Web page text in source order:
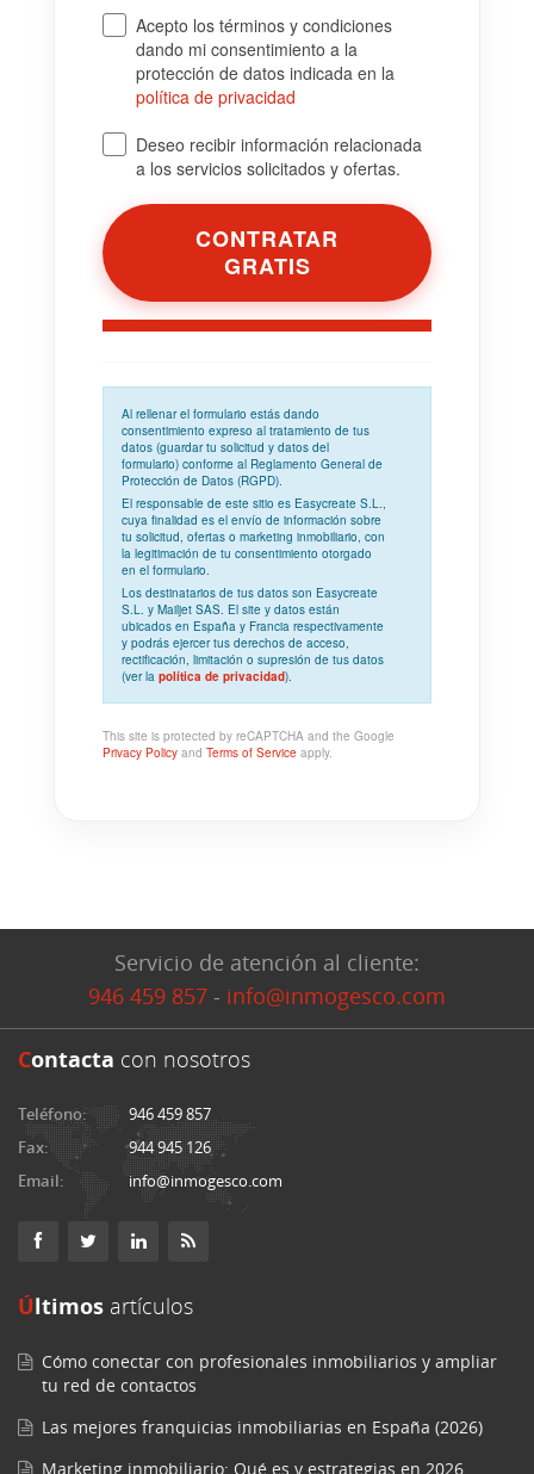
Acepto los términos y condiciones
dando mi consentimiento a la
protección de datos indicada en la
política de privacidad
Deseo recibir información relacionada
a los servicios solicitados y ofertas.
Al rellenar el formulario estás dando
consentimiento expreso al tratamiento de tus
datos (guardar tu solicitud y datos del
formulario) conforme al Reglamento General de
Protección de Datos (RGPD).
El responsable de este sitio es Easycreate S.L.,
cuya finalidad es el envío de información sobre
tu solicitud, ofertas o marketing inmobiliario, con
la legitimación de tu consentimiento otorgado
en el formulario.
Los destinatarios de tus datos son Easycreate
S.L. y Mailjet SAS. El site y datos están
ubicados en España y Francia respectivamente
y podrás ejercer tus derechos de acceso,
rectificación, limitación o supresión de tus datos
(ver la política de privacidad).
This site is protected by reCAPTCHA and the Google
Privacy Policy and Terms of Service apply.
Servicio de atención al cliente:
946 459 857 - info@inmogesco.com
Contacta con nosotros
Teléfono:
946 459 857
Fax:
944 945 126
Email:
info@inmogesco.com
Últimos artículos
Cómo conectar con profesionales inmobiliarios y ampliar
tu red de contactos
Las mejores franquicias inmobiliarias en España (2026)
Marketing inmobiliario: Qué es y estrategias en 2026